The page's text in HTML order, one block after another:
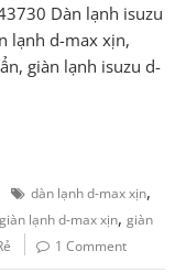
Dàn lạnh isuzu
lạnh d-max xịn,
giàn lạnh isuzu d-
dàn lạnh d-max xịn,
giàn lạnh d-max xịn,giàn
1 Comment